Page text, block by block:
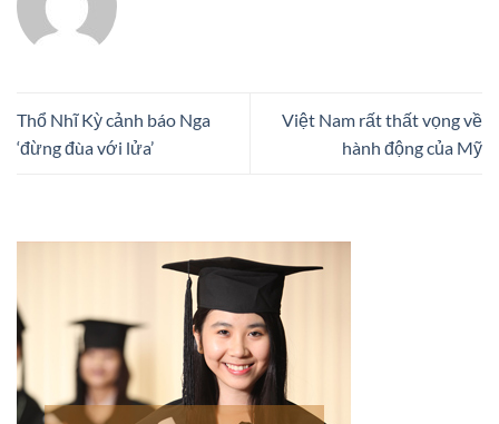
Thổ Nhĩ Kỳ cảnh báo Nga
‘đừng đùa với lửa’
Việt Nam rất thất vọng về
hành động của Mỹ